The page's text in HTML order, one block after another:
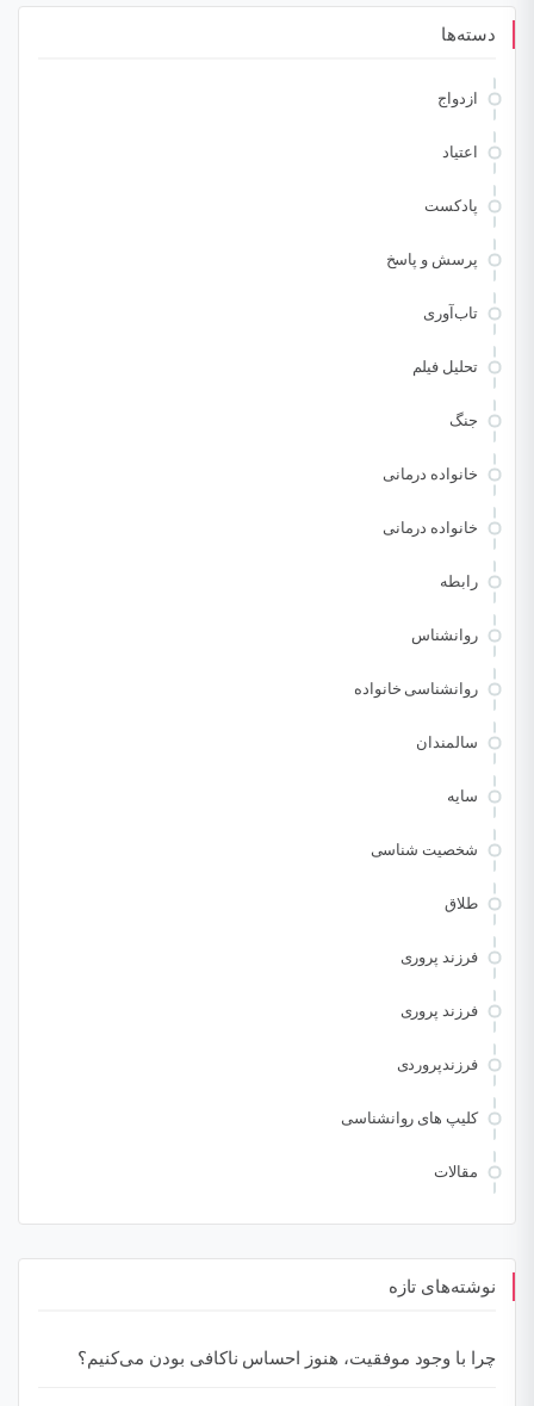
دسته‌ها
ازدواج
اعتیاد
پادکست
پرسش و پاسخ
تاب‌آوری
تحلیل فیلم
جنگ
خانواده درمانی
خانواده درمانی
رابطه
روانشناس
روانشناسی خانواده
سالمندان
سایه
شخصیت شناسی
طلاق
فرزند پروری
فرزند پروری
فرزندپروردی
کلیپ های روانشناسی
مقالات
نوشته‌های تازه
چرا با وجود موفقیت، هنوز احساس ناکافی بودن می‌کنیم؟